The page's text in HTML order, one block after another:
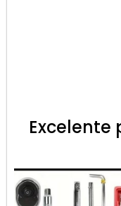
Excelente